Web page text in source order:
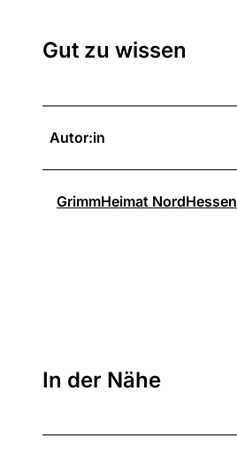
Gut zu wissen
Autor:in
GrimmHeimat NordHessen
In der Nähe